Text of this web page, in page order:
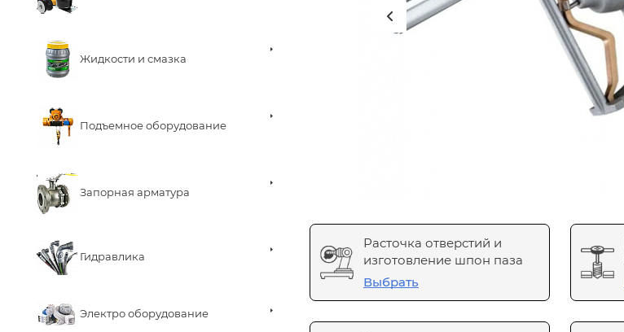
Жидкости и смазка
Подъемное оборудование
Запорная арматура
Гидравлика
Электро оборудование
Расточка отверстий и
изготовление шпон паза
Выбрать